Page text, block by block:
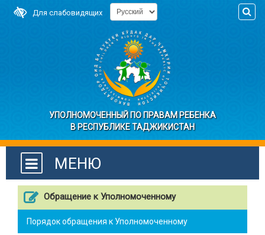
Для слабовидящих
УПОЛНОМОЧЕННЫЙ ПО ПРАВАМ РЕБЕНКА
В РЕСПУБЛИКЕ ТАДЖИКИСТАН
МЕНЮ
Обращение к Уполномоченному
Порядок обращения к Уполномоченному